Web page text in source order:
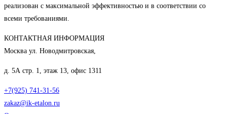
реализован с максимальной эффективностью и в соответствии со
всеми требованиями.
КОНТАКТНАЯ ИНФОРМАЦИЯ
Москва ул. Новодмитровская,
д. 5А стр. 1, этаж 13, офис 1311
+7(925) 741-31-56
zakaz@ik-etalon.ru